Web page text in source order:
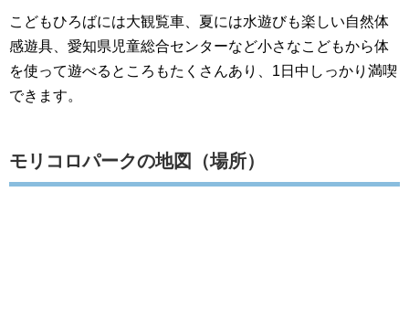
こどもひろばには大観覧車、夏には水遊びも楽しい自然体
感遊具、愛知県児童総合センターなど小さなこどもから体
を使って遊べるところもたくさんあり、1日中しっかり満喫
できます。
モリコロパークの地図（場所）